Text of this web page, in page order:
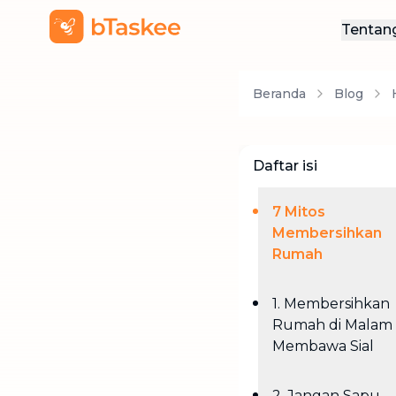
Beranda Blog
Daftar isi
7 Mitos
Membersihkan
Rumah
1. Membersihkan
Rumah di Malam
Membawa Sial